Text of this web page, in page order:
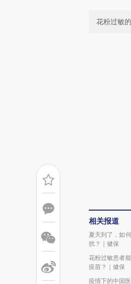
花粉过敏
相关报道
夏天到了，如
扰？｜健保
花粉过敏患者
疫苗？｜健保
疫情下的中国